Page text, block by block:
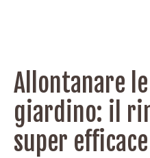
Allontanare
giardino: il
super efficace